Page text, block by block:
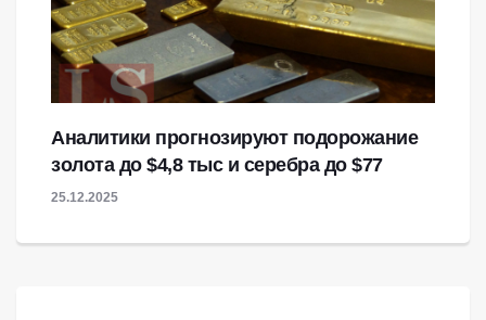
Аналитики прогнозируют подорожание
золота до $4,8 тыс и серебра до $77
25.12.2025